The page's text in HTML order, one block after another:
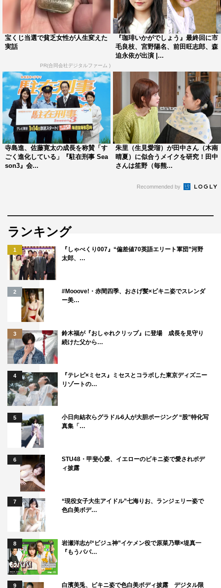
宝くじ当選で貧乏女性が人生変えた
実話
PR(合同会社デジタルファーム )
『珈琲いかがでしょう』最終回に市
毛良枝、宮野陽名、前田旺志郎、森
迫永依が出演 |...
寺島進、佐藤寛太の成長を称賛「す
ごく進化している」『駐在刑事 Sea
son3』会...
朱里（生見愛瑠）が田中さん（木南
晴夏）に似合うメイクを研究！田中
さんは笙野（毎熊...
Recommended by
ランキング
1
『しゃべくり007』“偏差値70英語エリート軍団”河野
太郎、…
2
#Mooove!・赤間四季、おさげ髪×ビキニ姿でスレンダ
ー美…
3
鈴木福が『おしゃれクリップ』に登場 成長を見守り
続けた父から…
4
『テレビ×ミセス』ミセスとコラボした東京ディズニー
リゾートの…
5
小日向結衣らグラドル6人が大胆ポージング “股”特化写
真集「…
6
STU48・甲斐心愛、イエローのビキニ姿で愛されボデ
ィ披露
7
“現役女子大生アイドル”七海りお、ランジェリー姿で
色白美ボデ…
8
岩瀬洋志が“ビジュ神”イケメン役で原菜乃華×堤真一
『もうパパ…
9 白濱美兎、ビキニ姿で色白美ボディ披露 デジタル限